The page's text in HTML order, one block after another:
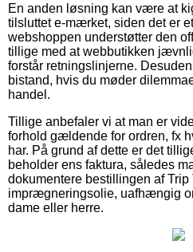
En anden løsning kan være at
tilsluttet e-mærket, siden det er
webshoppen understøtter den
tillige med at webbutikken
forstår retningslinjerne.
bistand, hvis du møder
handel.
Tillige anbefaler vi at man er
forhold gældende for ordren, fx
har. På grund af dette er det
beholder ens faktura, således
dokumentere bestillingen af Trip
imprægneringsolie, uafhængig
dame eller herre.